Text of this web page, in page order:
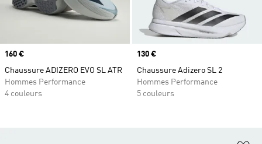
Prix
160 €
Chaussure ADIZERO EVO SL ATR
Hommes Performance
4 couleurs
Prix
130 €
Chaussure Adizero SL 2
Hommes Performance
5 couleurs